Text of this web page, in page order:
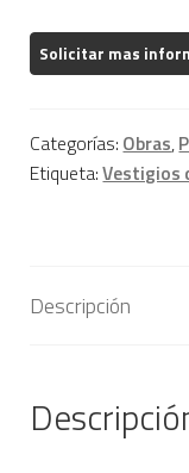
Categorías: Obras,
Etiqueta:Vestigios
Descripción